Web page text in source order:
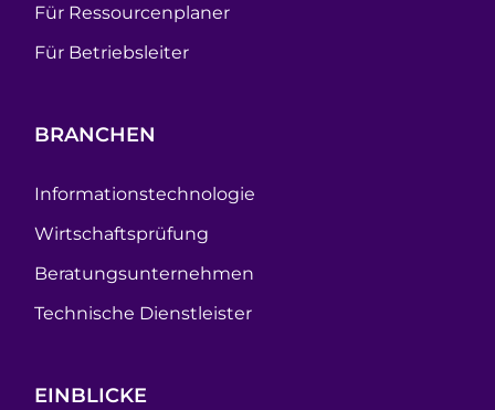
Für Ressourcenplaner
Für Betriebsleiter
BRANCHEN
Informationstechnologie
Wirtschaftsprüfung
Beratungsunternehmen
Technische Dienstleister
EINBLICKE